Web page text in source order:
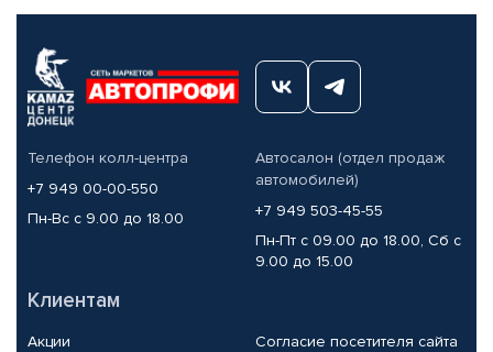
Телефон колл-центра
+7 949 00-00-550
Пн-Вс с 9.00 до 18.00
Автосалон (отдел продаж
автомобилей)
+7 949 503-45-55
Пн-Пт с 09.00 до 18.00, Сб с
9.00 до 15.00
Клиентам
Акции
Согласие посетителя сайта